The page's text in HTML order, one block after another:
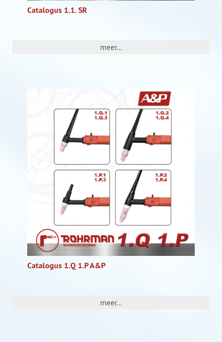
Catalogus 1.1. SR
meer...
Catalogus 1.Q 1.P A&P
meer...